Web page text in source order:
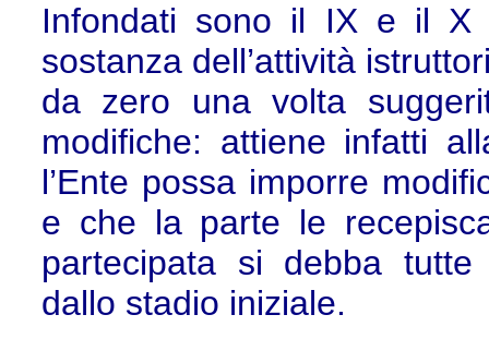
Infondati sono il IX e il
sostanza dell’attività
da zero una volta
modifiche: attiene infatti
l’Ente possa imporre
e che la parte le
partecipata si debba
dallo stadio iniziale.